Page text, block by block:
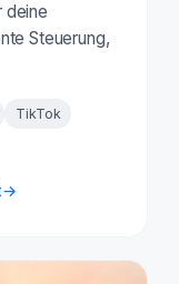
deine
Steuerung,
TikTok
→